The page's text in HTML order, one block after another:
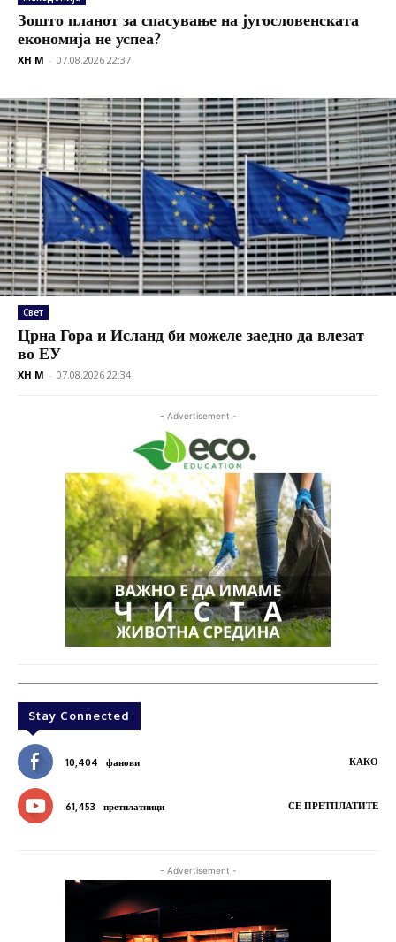
Зошто планот за спасување на југословенската
економија не успеа?
XH M - 07.08.2026 22:37
Свет
Црна Гора и Исланд би можеле заедно да влезат
во ЕУ
XH M - 07.08.2026 22:34
- Advertisement -
Stay Connected
10,404 фанови КАКО
61,453 претплатници СЕ ПРЕТПЛАТИТЕ
- Advertisement -